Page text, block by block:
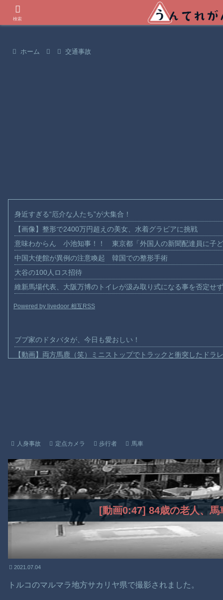
ホーム 交通事故
身近すぎる“厄介な人たち”が大集合！
【画像】整形で2400万円超えの美女、水着グラビアに挑戦
意味わからん 小池知事！！ 東京都「外国人の新聞配達員に子
中国大使館が異例の注意喚起 韓国での整形手術
大谷の100人ロス招待
維新馬場代表、大阪万博のトイレが汲み取り式になる事を否定せ
Powered by livedoor 相互RSS
ブブ家のドタバタが、今日も愛おしい！
【動画】両方馬鹿（笑）ミニストップでトラックと衝突したドラ
まだ墓石があるだけマシと見るべきか。今はもう合葬墓ばかり
【謎】広島県が頑なに「はだしのゲンコラボ喫茶」をやらない理
ヒロインが死ぬアニメって四月は君の嘘くらいしかないような
Powered by livedoor 相互RSS
人身事故 定点カメラ 歩行者 馬車
[動画0:47] 84歳の老人、馬
2021.07.04
トルコのマルマラ地方サカリヤ県で撮影されました。
検索